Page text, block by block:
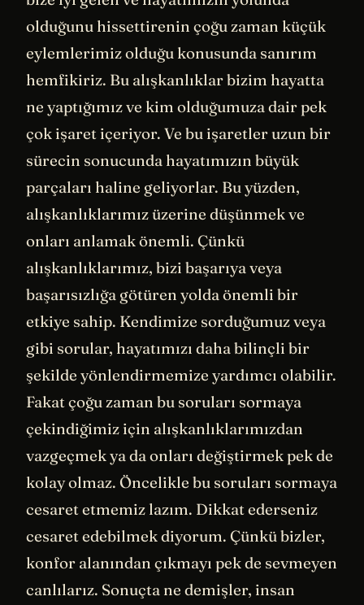
olduğunu hissettirenin çoğu zaman küçük
eylemlerimiz olduğu konusunda sanırım
hemfikiriz. Bu alışkanlıklar bizim hayatta
ne yaptığımız ve kim olduğumuza dair pek
çok işaret içeriyor. Ve bu işaretler uzun bir
sürecin sonucunda hayatımızın büyük
parçaları haline geliyorlar. Bu yüzden,
alışkanlıklarımız üzerine düşünmek ve
onları anlamak önemli. Çünkü
alışkanlıklarımız, bizi başarıya veya
başarısızlığa götüren yolda önemli bir
etkiye sahip. Kendimize sorduğumuz veya
gibi sorular, hayatımızı daha bilinçli bir
şekilde yönlendirmemize yardımcı olabilir.
Fakat çoğu zaman bu soruları sormaya
çekindiğimiz için alışkanlıklarımızdan
vazgeçmek ya da onları değiştirmek pek de
kolay olmaz. Öncelikle bu soruları sormaya
cesaret etmemiz lazım. Dikkat ederseniz
cesaret edebilmek diyorum. Çünkü bizler,
konfor alanından çıkmayı pek de sevmeyen
canlılarız. Sonuçta ne demişler, insan